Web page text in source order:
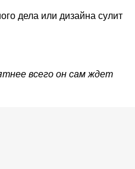
дела или дизайна сулит
всего он сам ждет